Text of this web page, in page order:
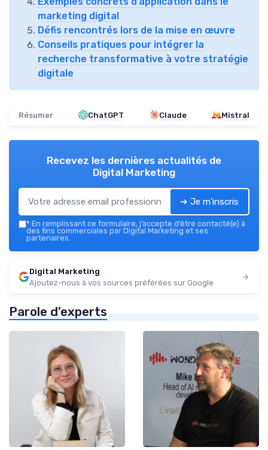
marketing digital
Défis rencontrés lors de la mise en œuvre
Conseils pratiques pour intégrer la
recherche transformative à votre stratégie
digitale
Résumer ChatGPT Claude Mistral
Recevez les dernières actualités de
Digital Marketing
➔ Je m'inscris
* En remplissant ce formulaire, j’accepte d’être contacté(e) à
des fins commerciales par Digital Marketing et ses
partenaires.
Digital Marketing
Ajoutez-nous à vos sources préférées sur Google
Parole d'experts